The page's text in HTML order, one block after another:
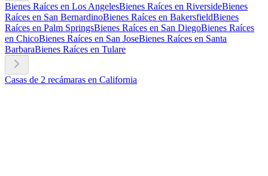
Bienes Raíces en Los AngelesBienes Raíces en RiversideBienes
Raíces en San BernardinoBienes Raíces en BakersfieldBienes
Raíces en Palm SpringsBienes Raíces en San DiegoBienes Raíces
en ChicoBienes Raíces en San JoseBienes Raíces en Santa
BarbaraBienes Raíces en Tulare
Casas de 2 recámaras en California